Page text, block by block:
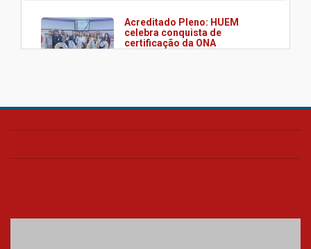
Acreditado Pleno: HUEM
celebra conquista de
certificação da ONA
HUEM é o primeiro hospital do
UTI's inteligentes